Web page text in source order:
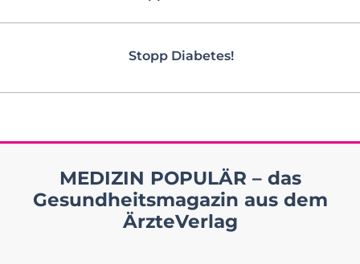
Stopp Diabetes!
MEDIZIN POPULÄR – das
Gesundheitsmagazin aus dem
ÄrzteVerlag